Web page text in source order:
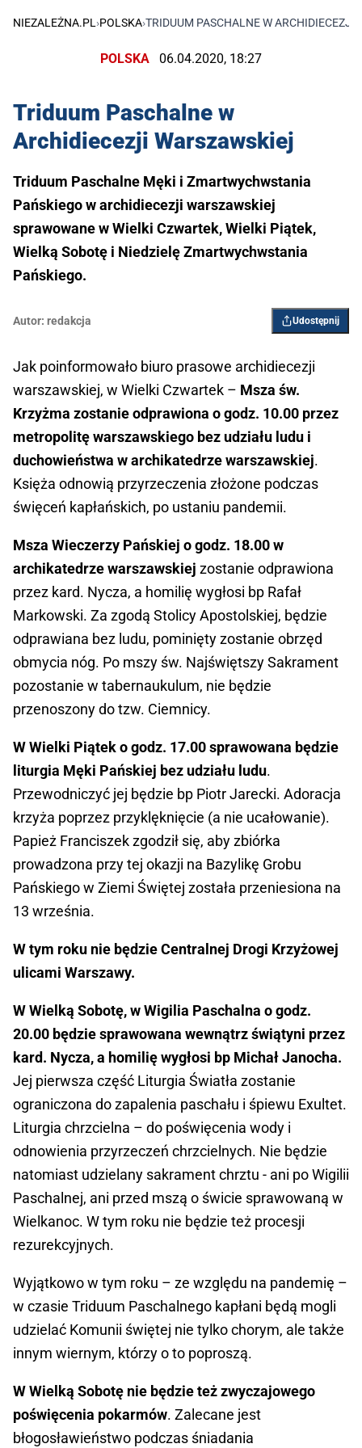
NIEZALEŻNA.PL›POLSKA›TRIDUUM PASCHALNE W ARCHIDIECEZJI
POLSKA 06.04.2020, 18:27
Triduum Paschalne w
Archidiecezji Warszawskiej
Triduum Paschalne Męki i Zmartwychwstania
Pańskiego w archidiecezji warszawskiej
sprawowane w Wielki Czwartek, Wielki Piątek,
Wielką Sobotę i Niedzielę Zmartwychwstania
Pańskiego.
Autor: redakcja Udostępnij
Jak poinformowało biuro prasowe archidiecezji
warszawskiej, w Wielki Czwartek – Msza św.
Krzyżma zostanie odprawiona o godz. 10.00 przez
metropolitę warszawskiego bez udziału ludu i
duchowieństwa w archikatedrze warszawskiej.
Księża odnowią przyrzeczenia złożone podczas
święceń kapłańskich, po ustaniu pandemii.
Msza Wieczerzy Pańskiej o godz. 18.00 w
archikatedrze warszawskiej zostanie odprawiona
przez kard. Nycza, a homilię wygłosi bp Rafał
Markowski. Za zgodą Stolicy Apostolskiej, będzie
odprawiana bez ludu, pominięty zostanie obrzęd
obmycia nóg. Po mszy św. Najświętszy Sakrament
pozostanie w tabernaukulum, nie będzie
przenoszony do tzw. Ciemnicy.
W Wielki Piątek o godz. 17.00 sprawowana będzie
liturgia Męki Pańskiej bez udziału ludu.
Przewodniczyć jej będzie bp Piotr Jarecki. Adoracja
krzyża poprzez przyklęknięcie (a nie ucałowanie).
Papież Franciszek zgodził się, aby zbiórka
prowadzona przy tej okazji na Bazylikę Grobu
Pańskiego w Ziemi Świętej została przeniesiona na
13 września.
W tym roku nie będzie Centralnej Drogi Krzyżowej
ulicami Warszawy.
W Wielką Sobotę, w Wigilia Paschalna o godz.
20.00 będzie sprawowana wewnątrz świątyni przez
kard. Nycza, a homilię wygłosi bp Michał Janocha.
Jej pierwsza część Liturgia Światła zostanie
ograniczona do zapalenia paschału i śpiewu Exultet.
Liturgia chrzcielna – do poświęcenia wody i
odnowienia przyrzeczeń chrzcielnych. Nie będzie
natomiast udzielany sakrament chrztu - ani po Wigilii
Paschalnej, ani przed mszą o świcie sprawowaną w
Wielkanoc. W tym roku nie będzie też procesji
rezurekcyjnych.
Wyjątkowo w tym roku – ze względu na pandemię –
w czasie Triduum Paschalnego kapłani będą mogli
udzielać Komunii świętej nie tylko chorym, ale także
innym wiernym, którzy o to poproszą.
W Wielką Sobotę nie będzie też zwyczajowego
poświęcenia pokarmów. Zalecane jest
błogosławieństwo podczas śniadania